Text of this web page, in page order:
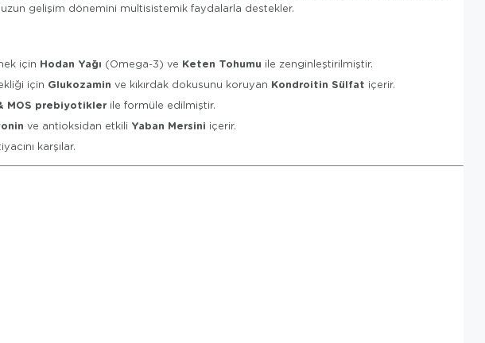
gelişim dönemini multisistemik faydalarla destekler.
için Hodan Yağı (Omega-3) ve Keten Tohumu ile zenginleştirilmiştir.
için Glukozamin ve kıkırdak dokusunu koruyan Kondroitin Sülfat içerir.
MOS prebiyotikler ile formüle edilmiştir.
ve antioksidan etkili Yaban Mersini içerir.
karşılar.